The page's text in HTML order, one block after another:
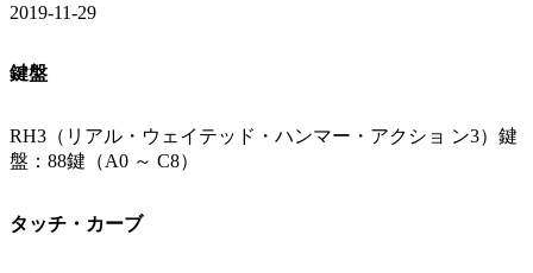
2019-11-29
鍵盤
RH3（リアル・ウェイテッド・ハンマー・アクショ ン3）鍵
盤：88鍵（A0 ～ C8）
タッチ・カーブ